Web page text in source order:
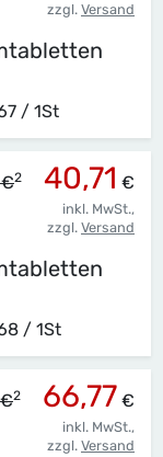
/ 1St
zzgl. Versand
/ 1St
€2 40,71 €
inkl. MwSt.,
zzgl. Versand
2 66,77 €
inkl. MwSt.,
zzgl. Versand